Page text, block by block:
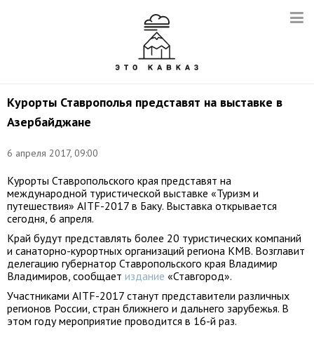
Курорты Ставрополья представят на выставке в
Азербайджане
6 апреля 2017, 09:00
Курорты Ставропольского края представят на
международной туристической выставке «Туризм и
путешествия» AITF-2017 в Баку. Выставка открывается
сегодня, 6 апреля.
Край будут представлять более 20 туристических компаний
и санаторно-курортных организаций региона КМВ. Возглавит
делегацию губернатор Ставропольского края Владимир
Владимиров, сообщает издание «Ставгород».
Участниками AITF-2017 станут представители различных
регионов России, стран ближнего и дальнего зарубежья. В
этом году мероприятие проводится в 16-й раз.